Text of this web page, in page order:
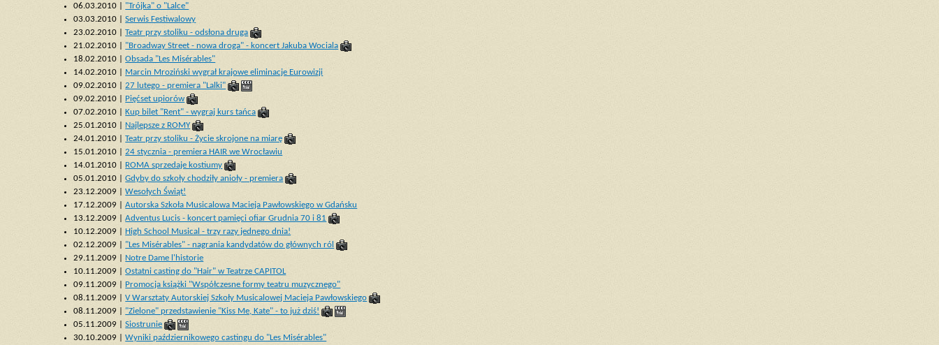
06.03.2010 | "Trójka" o "Lalce"
03.03.2010 |Serwis Festiwalowy
23.02.2010 |Teatr przy stoliku - odsłona druga
21.02.2010 | "Broadway Street - nowa droga" - koncert Jakuba Wociala
18.02.2010 |Obsada "Les Misérables"
14.02.2010 | Marcin Mroziński wygrał krajowe eliminacje Eurowizji
09.02.2010 | 27 lutego - premiera "Lalki"
09.02.2010 | Pięćset upiorów
07.02.2010 |Kup bilet "Rent" - wygraj kurs tańca
25.01.2010 | Najlepsze z ROMY
24.01.2010 |Teatr przy stoliku - Życie skrojone na miarę
15.01.2010 | 24 stycznia - premiera HAIR we Wrocławiu
14.01.2010 | ROMA sprzedaje kostiumy
05.01.2010 |Gdyby do szkoły chodziły anioły - premiera
23.12.2009 |Wesołych Świąt!
17.12.2009 |Autorska Szkoła Musicalowa Macieja Pawłowskiego w Gdańsku
13.12.2009 |Adventus Lucis - koncert pamięci ofiar Grudnia 70 i 81
10.12.2009 |High School Musical - trzy razy jednego dnia!
02.12.2009 | "Les Misérables" - nagrania kandydatów do głównych ról
29.11.2009 | Notre Dame l'historie
10.11.2009 |Ostatni casting do "Hair" w Teatrze CAPITOL
09.11.2009 | Promocja książki "Współczesne formy teatru muzycznego"
08.11.2009 |V Warsztaty Autorskiej Szkoły Musicalowej Macieja Pawłowskiego
08.11.2009 | "Zielone" przedstawienie "Kiss Me, Kate" - to już dziś!
05.11.2009 |Siostrunie
30.10.2009 |Wyniki październikowego castingu do "Les Misérables"